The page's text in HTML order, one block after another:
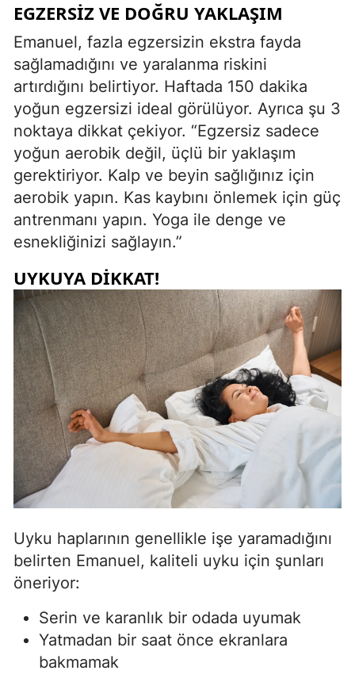
EGZERSIZ VE DOĞRU YAKLAŞIM
Emanuel, fazla egzersizin ekstra fayda
sağlamadığını ve yaralanma riskini
artırdığını belirtiyor. Haftada 150 dakika
yoğun egzersizi ideal görülüyor. Ayrıca şu 3
noktaya dikkat çekiyor. “Egzersiz sadece
yoğun aerobik değil, üçlü bir yaklaşım
gerektiriyor. Kalp ve beyin sağlığınız için
aerobik yapın. Kas kaybını önlemek için güç
antrenmanı yapın. Yoga ile denge ve
esnekliğinizi sağlayın.”
UYKUYA DIKKAT!
Uyku haplarının genellikle işe yaramadığını
belirten Emanuel, kaliteli uyku için şunları
öneriyor:
Serin ve karanlık bir odada uyumak
Yatmadan bir saat önce ekranlara
bakmamak